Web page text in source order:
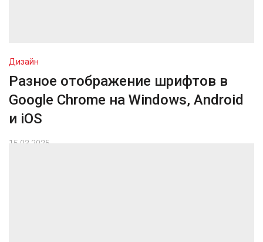
Дизайн
Разное отображение шрифтов в
Google Chrome на Windows, Android
и iOS
15.03.2025